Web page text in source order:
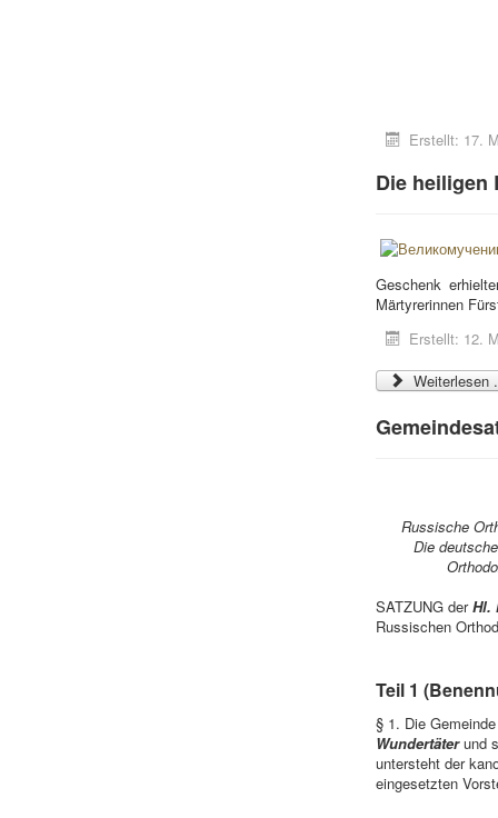
Erstellt: 17.
Die heiligen
Geschenk
Märtyrerinnen
Erstellt: 12.
Weiterlesen
Russische
Die
SATZUNG derHl.
Russischen
Teil 1
§ 1. Die
Wundertäterund
untersteht der
eingesetzten